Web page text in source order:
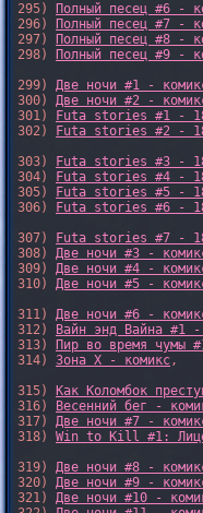
295)
Полный песец #6 -
296)
Полный песец #7 -
297)
Полный песец #8 -
298)
Полный песец #9 -
299) Две ночи #1 -
300) Две ночи #2 -
301)
Futa stories #1 -
302)
Futa stories #2 -
303)
Futa stories #3 -
304)
Futa stories #4 -
305)
Futa stories #5 -
306)
Futa stories #6 -
307)
Futa stories #7 -
308) Две ночи #3 -
309) Две ночи #4 -
310) Две ночи #5 -
311) Две ночи #6 -
312)
Вайн энд Вайна #1 -
313)
Пир во время чумы
314) Зона X - комикс,
315)
Как Коломбок
316)
Весенний бег -
317) Две ночи #7 -
318) Win to Kill #1:
319) Две ночи #8 -
320) Две ночи #9 -
321) Две ночи #10 -